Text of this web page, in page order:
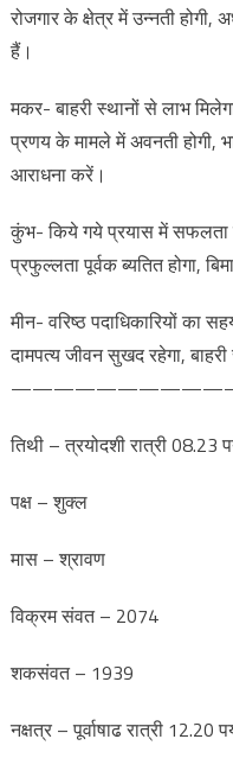
रोजगार के क्षेत्र में उन्नती
हैं।
मकर- बाहरी स्थानों से लाभ
प्रणय के मामले में अवनती होगी,
आराधना करें।
कुंभ- किये गये प्रयास में सफलता
प्रफुल्लता पूर्वक ब्यतित होगा,
मीन- वरिष्ठ पदाधिकारियों का
दामपत्य जीवन सुखद रहेगा, बाहरी
तिथी – त्रयोदशी रात्री 08.23
पक्ष – शुक्ल
मास – श्रावण
विक्रम संवत – 2074
शकसंवत – 1939
नक्षत्र – पूर्वाषाढ रात्री 12.20